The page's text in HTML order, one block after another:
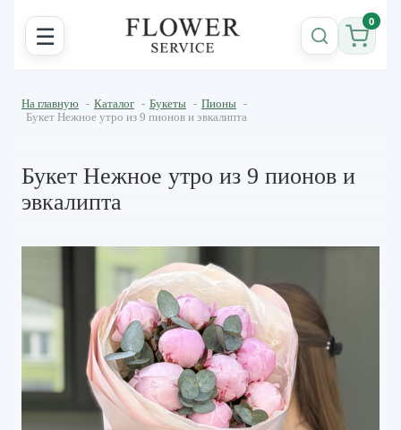
☰ 0
На главную - Каталог - Букеты - Пионы -
Букет Нежное утро из 9 пионов и эвкалипта
Букет Нежное утро из 9 пионов и
эвкалипта